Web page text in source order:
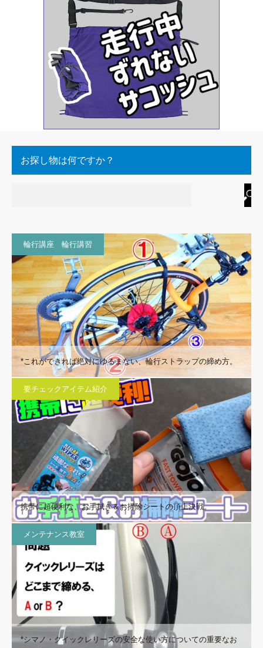
お探し物は何ですか？
輪行講座 輪行講習
*これができれば絶対にゆるまない、輪行ストラップの締め方。
要チェックアイテム紹介
携帯に超便利な、お手拭き＆お掃除シートの頂上決戦。
メンテナンス教室
*シマノ・クイックレリーズの安全な使い方についての重要なお